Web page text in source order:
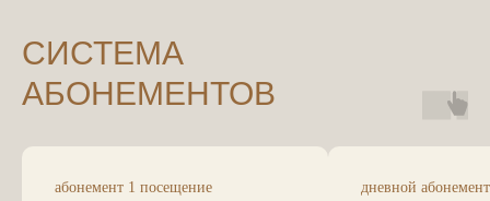
СИСТЕМА
АБОНЕМЕНТОВ
абонемент 1 посещение дневной абонемент